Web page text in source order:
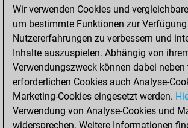
Your Latest App
Activity
Today
You played 400
Wir verwenden Cookies und
um bestimmte Funktionen zur
Nutzererfahrungen zu verbessern und
Inhalte auszuspielen. Abhängig von
Verwendungszweck können dabei neben
erforderlichen Cookies auch Analyse-
Marketing-Cookies eingesetzt werden.
Verwendung von Analyse-Cookies und
widersprechen. Weitere Informationen